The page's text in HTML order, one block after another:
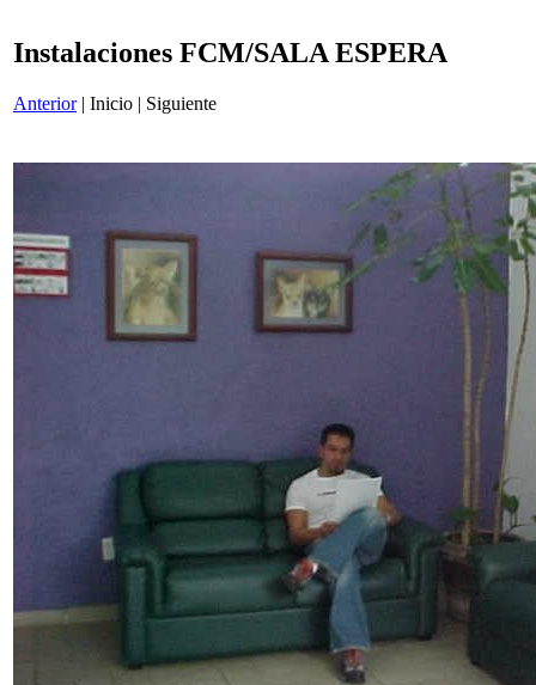
Instalaciones FCM/SALA ESPERA
Anterior| Inicio | Siguiente